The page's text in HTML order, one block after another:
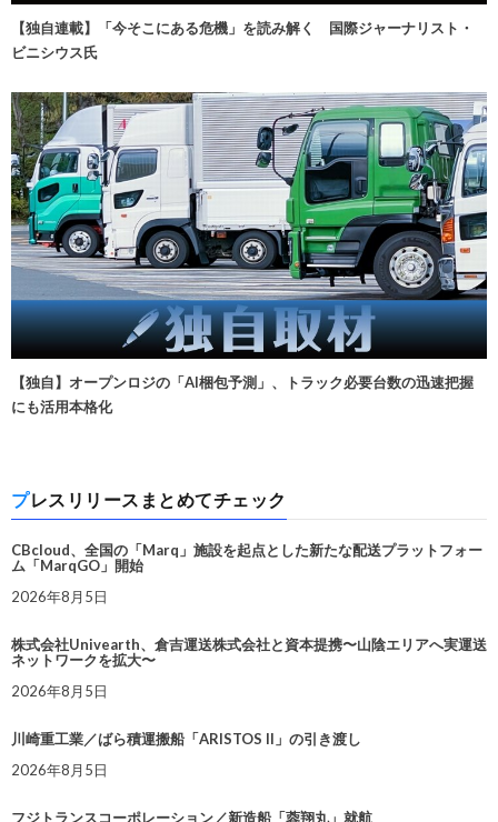
【独自連載】「今そこにある危機」を読み解く 国際ジャーナリスト・
ビニシウス氏
【独自】オープンロジの「AI梱包予測」、トラック必要台数の迅速把握
にも活用本格化
プレスリリースまとめてチェック
CBcloud、全国の「Marq」施設を起点とした新たな配送プラットフォー
ム「MarqGO」開始
2026年8月5日
株式会社Univearth、倉吉運送株式会社と資本提携〜山陰エリアへ実運送
ネットワークを拡大〜
2026年8月5日
川崎重工業／ばら積運搬船「ARISTOS II」の引き渡し
2026年8月5日
フジトランスコーポレーション／新造船「蓉翔丸」就航